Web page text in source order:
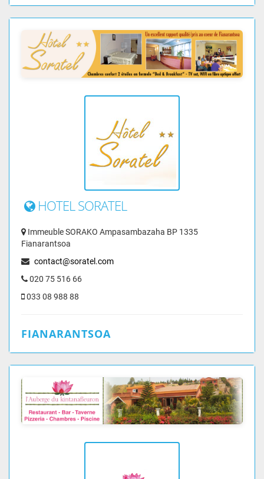
HOTEL SORATEL
Immeuble SORAKO Ampasambazaha BP 1335
Fianarantsoa
contact@soratel.com
020 75 516 66
033 08 988 88
FIANARANTSOA